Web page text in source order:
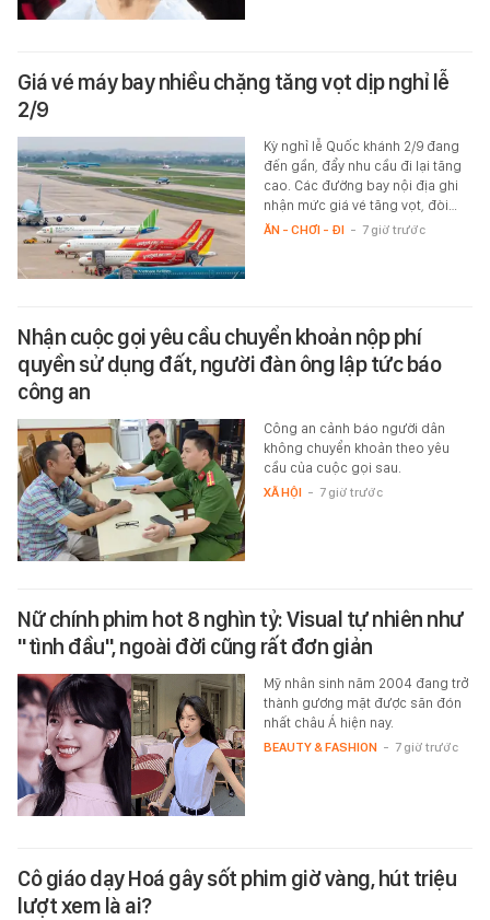
Giá vé máy bay nhiều chặng tăng vọt dịp nghỉ lễ
2/9
Kỳ nghỉ lễ Quốc khánh 2/9 đang
đến gần, đẩy nhu cầu đi lại tăng
cao. Các đường bay nội địa ghi
nhận mức giá vé tăng vọt, đòi…
ĂN - CHƠI - ĐI - 7 giờ trước
Nhận cuộc gọi yêu cầu chuyển khoản nộp phí
quyền sử dụng đất, người đàn ông lập tức báo
công an
Công an cảnh báo người dân
không chuyển khoản theo yêu
cầu của cuộc gọi sau.
XÃ HỘI - 7 giờ trước
Nữ chính phim hot 8 nghìn tỷ: Visual tự nhiên như
"tình đầu", ngoài đời cũng rất đơn giản
Mỹ nhân sinh năm 2004 đang trở
thành gương mặt được săn đón
nhất châu Á hiện nay.
BEAUTY & FASHION - 7 giờ trước
Cô giáo dạy Hoá gây sốt phim giờ vàng, hút triệu
lượt xem là ai?